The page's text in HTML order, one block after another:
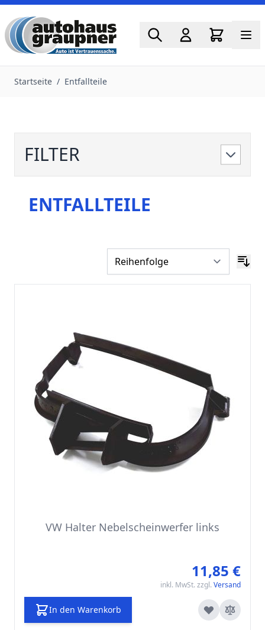
Zum Inhalt springen
Startseite / Entfallteile
FILTER
ENTFALLTEILE
VW Halter Nebelscheinwerfer links
11,85 €
inkl. MwSt. zzgl. Versand
In den Warenkorb